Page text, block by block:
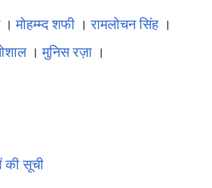
।मोहम्म्द शफी ।रामलोचन सिंह ।
।मुनिस रज़ा ।
की सूची